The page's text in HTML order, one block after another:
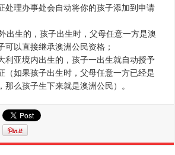
处理办事处会自动将你的孩子添加到申请
出生的，孩子出生时，父母任意一方是澳
可以直接继承澳洲公民资格；
利亚境内出生的，孩子一出生就自动授予
（如果孩子出生时，父母任意一方已经是
那么孩子生下来就是澳洲公民）。